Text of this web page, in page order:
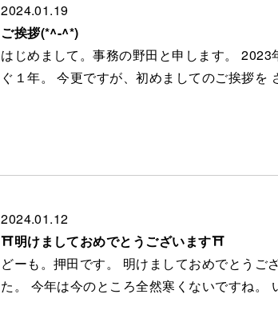
2024.01.19
ご挨拶(*^-^*)
はじめまして。事務の野田と申します。
ぐ１年。 今更ですが、初めましてのご挨拶を
2024.01.12
⛩明けましておめでとうございます⛩
どーも。押田です。 明けましておめでとうご
た。 今年は今のところ全然寒くないですね。